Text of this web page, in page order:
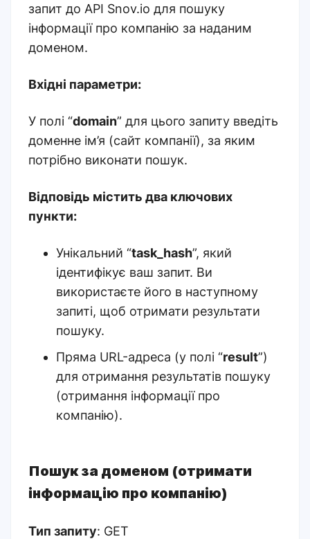
запит до API Snov.io для пошуку
інформації про компанію за наданим
доменом.
Вхідні параметри:
У полі “domain” для цього запиту введіть
доменне ім’я (сайт компанії), за яким
потрібно виконати пошук.
Відповідь містить два ключових
пункти:
Унікальний “task_hash”, який
ідентифікує ваш запит. Ви
використаєте його в наступному
запиті, щоб отримати результати
пошуку.
Пряма URL-адреса (у полі “result”)
для отримання результатів пошуку
(отримання інформації про
компанію).
Пошук за доменом (отримати
інформацію про компанію)
Тип запиту: GET